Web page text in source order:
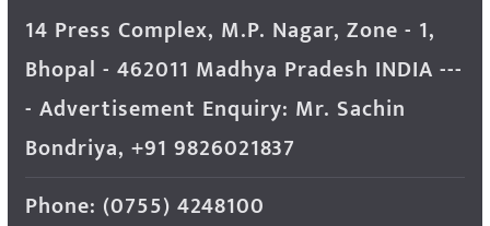
14 Press Complex, M.P. Nagar, Zone - 1,
Bhopal - 462011 Madhya Pradesh INDIA ---
- Advertisement Enquiry: Mr. Sachin
Bondriya, +91 9826021837
Phone: (0755) 4248100